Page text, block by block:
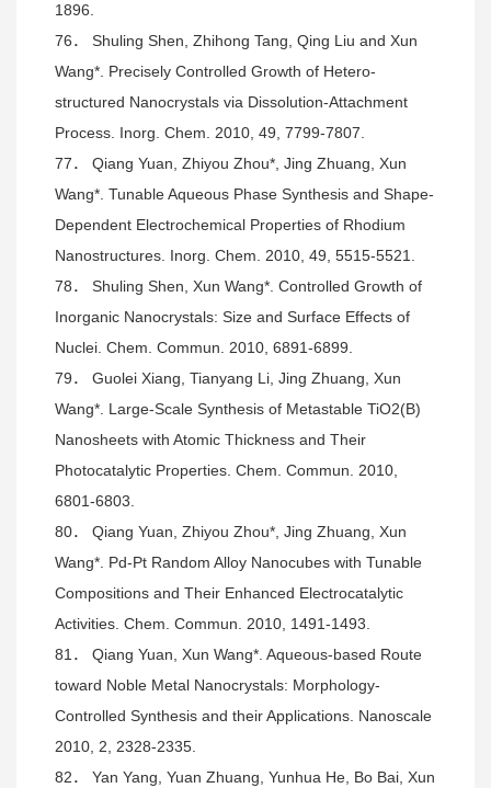
1896.
76． Shuling Shen, Zhihong Tang, Qing Liu and Xun
Wang*. Precisely Controlled Growth of Hetero-
structured Nanocrystals via Dissolution-Attachment
Process. Inorg. Chem. 2010, 49, 7799-7807.
77． Qiang Yuan, Zhiyou Zhou*, Jing Zhuang, Xun
Wang*. Tunable Aqueous Phase Synthesis and Shape-
Dependent Electrochemical Properties of Rhodium
Nanostructures. Inorg. Chem. 2010, 49, 5515-5521.
78． Shuling Shen, Xun Wang*. Controlled Growth of
Inorganic Nanocrystals: Size and Surface Effects of
Nuclei. Chem. Commun. 2010, 6891-6899.
79． Guolei Xiang, Tianyang Li, Jing Zhuang, Xun
Wang*. Large-Scale Synthesis of Metastable TiO2(B)
Nanosheets with Atomic Thickness and Their
Photocatalytic Properties. Chem. Commun. 2010,
6801-6803.
80． Qiang Yuan, Zhiyou Zhou*, Jing Zhuang, Xun
Wang*. Pd-Pt Random Alloy Nanocubes with Tunable
Compositions and Their Enhanced Electrocatalytic
Activities. Chem. Commun. 2010, 1491-1493.
81． Qiang Yuan, Xun Wang*. Aqueous-based Route
toward Noble Metal Nanocrystals: Morphology-
Controlled Synthesis and their Applications. Nanoscale
2010, 2, 2328-2335.
82． Yan Yang, Yuan Zhuang, Yunhua He, Bo Bai, Xun